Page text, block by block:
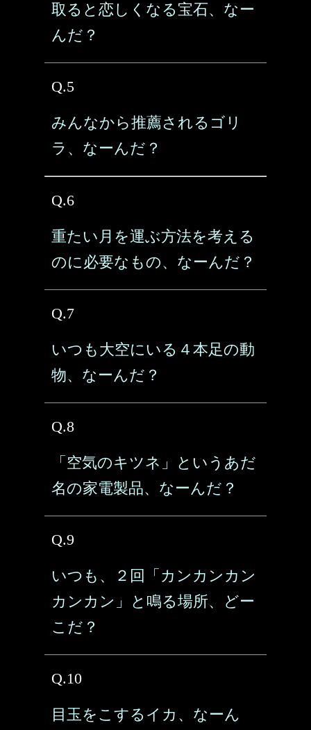
取ると恋しくなる宝石、なー
んだ？
Q.5
みんなから推薦されるゴリ
ラ、なーんだ？
Q.6
重たい月を運ぶ方法を考える
のに必要なもの、なーんだ？
Q.7
いつも大空にいる４本足の動
物、なーんだ？
Q.8
「空気のキツネ」というあだ
名の家電製品、なーんだ？
Q.9
いつも、２回「カンカンカン
カンカン」と鳴る場所、どー
こだ？
Q.10
目玉をこするイカ、なーん